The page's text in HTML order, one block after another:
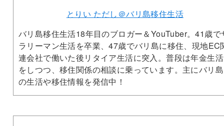
とりい ただし＠バリ島移住生活
バリ島移住生活18年目のブロガー＆YouTuber。41歳で
ラリーマン生活を卒業、47歳でバリ島に移住、現地EC
連会社で働いた後リタイア生活に突入。普段は年金生活
をしつつ、移住関係の相談に乗っています。主にバリ島
の生活や移住情報を発信中！